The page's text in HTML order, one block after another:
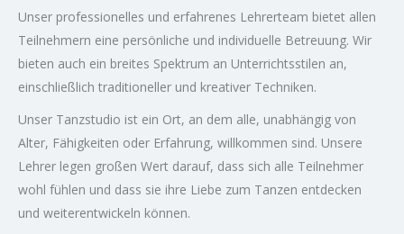
Unser professionelles und erfahrenes Lehrerteam bietet allen
Teilnehmern eine persönliche und individuelle Betreuung. Wir
bieten auch ein breites Spektrum an Unterrichtsstilen an,
einschließlich traditioneller und kreativer Techniken.
Unser Tanzstudio ist ein Ort, an dem alle, unabhängig von
Alter, Fähigkeiten oder Erfahrung, willkommen sind. Unsere
Lehrer legen großen Wert darauf, dass sich alle Teilnehmer
wohl fühlen und dass sie ihre Liebe zum Tanzen entdecken
und weiterentwickeln können.